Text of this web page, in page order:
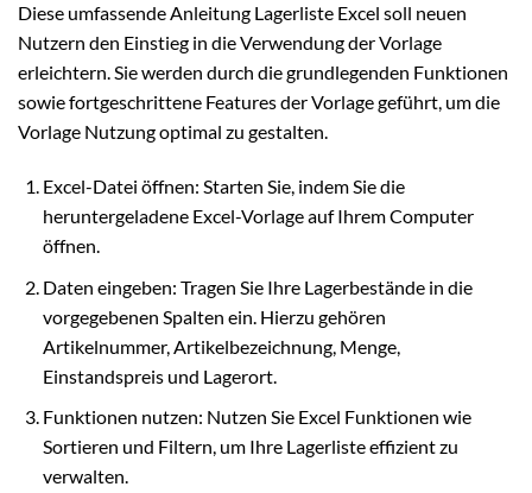
Diese umfassende Anleitung Lagerliste Excel soll neuen
Nutzern den Einstieg in die Verwendung der Vorlage
erleichtern. Sie werden durch die grundlegenden Funktionen
sowie fortgeschrittene Features der Vorlage geführt, um die
Vorlage Nutzung optimal zu gestalten.
Excel-Datei öffnen: Starten Sie, indem Sie die
heruntergeladene Excel-Vorlage auf Ihrem Computer
öffnen.
Daten eingeben: Tragen Sie Ihre Lagerbestände in die
vorgegebenen Spalten ein. Hierzu gehören
Artikelnummer, Artikelbezeichnung, Menge,
Einstandspreis und Lagerort.
Funktionen nutzen: Nutzen Sie Excel Funktionen wie
Sortieren und Filtern, um Ihre Lagerliste effizient zu
verwalten.